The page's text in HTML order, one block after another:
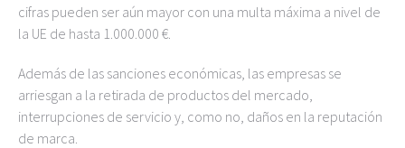
cifras pueden ser aún mayor con una multa máxima a nivel de
la UE de hasta 1.000.000 €.
Además de las sanciones económicas, las empresas se
arriesgan a la retirada de productos del mercado,
interrupciones de servicio y, como no, daños en la reputación
de marca.